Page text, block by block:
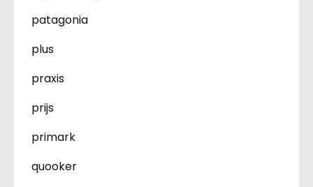
patagonia
plus
praxis
prijs
primark
quooker